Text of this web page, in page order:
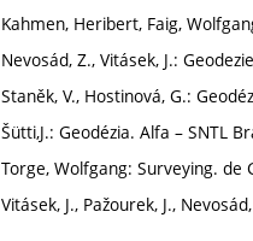
Kahmen, Heribert, Faig,
Nevosád, Z., Vitásek, J.:
Staněk, V., Hostinová, G.:
Šütti,J.: Geodézia. Alfa – SNTL
Torge, Wolfgang: Surveying. de
Vitásek, J., Pažourek, J.,